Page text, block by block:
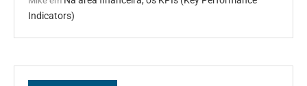
Indicators)